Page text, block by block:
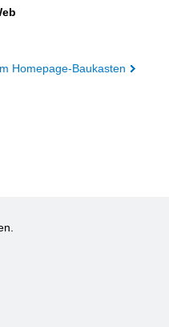
Homepage-Baukasten